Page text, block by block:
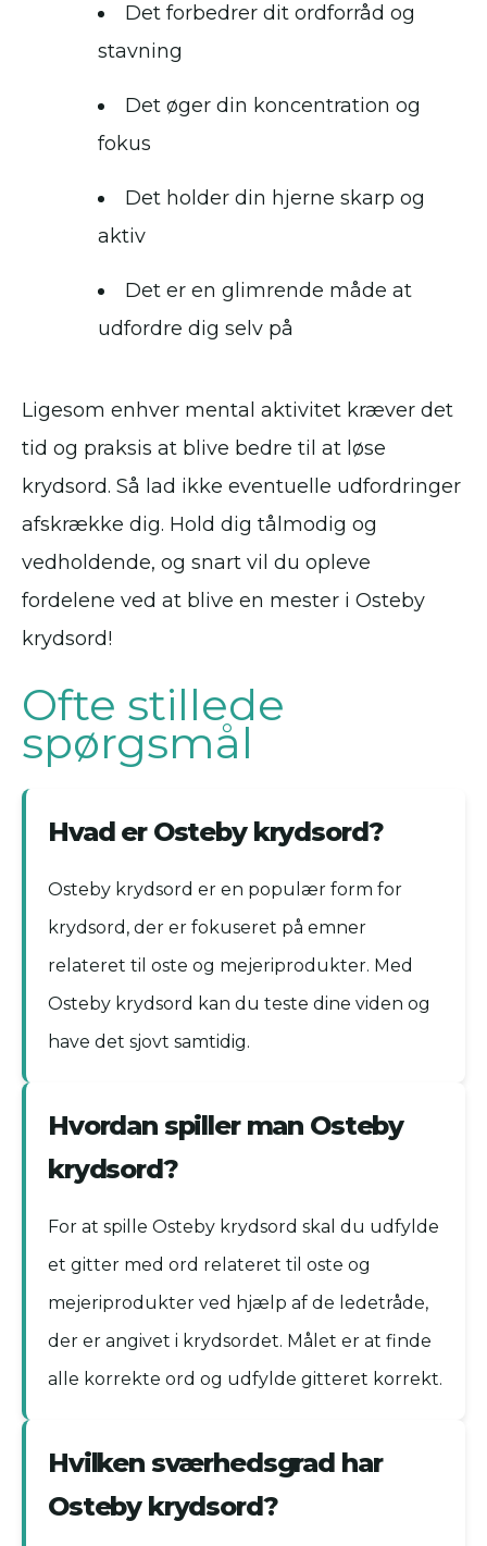
Det forbedrer dit ordforråd og
stavning
Det øger din koncentration og
fokus
Det holder din hjerne skarp og
aktiv
Det er en glimrende måde at
udfordre dig selv på
Ligesom enhver mental aktivitet kræver det
tid og praksis at blive bedre til at løse
krydsord. Så lad ikke eventuelle udfordringer
afskrække dig. Hold dig tålmodig og
vedholdende, og snart vil du opleve
fordelene ved at blive en mester i Osteby
krydsord!
Ofte stillede
spørgsmål
Hvad er Osteby krydsord?
Osteby krydsord er en populær form for
krydsord, der er fokuseret på emner
relateret til oste og mejeriprodukter. Med
Osteby krydsord kan du teste dine viden og
have det sjovt samtidig.
Hvordan spiller man Osteby
krydsord?
For at spille Osteby krydsord skal du udfylde
et gitter med ord relateret til oste og
mejeriprodukter ved hjælp af de ledetråde,
der er angivet i krydsordet. Målet er at finde
alle korrekte ord og udfylde gitteret korrekt.
Hvilken sværhedsgrad har
Osteby krydsord?